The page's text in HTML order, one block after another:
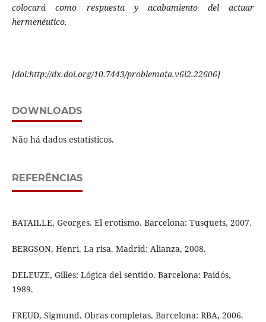
colocará como respuesta y acabamiento del actuar
hermenéutico.
[doi:http://dx.doi.org/10.7443/problemata.v6i2.22606]
DOWNLOADS
Não há dados estatísticos.
REFERÊNCIAS
BATAILLE, Georges. El erotismo. Barcelona: Tusquets, 2007.
BERGSON, Henri. La risa. Madrid: Alianza, 2008.
DELEUZE, Gilles: Lógica del sentido. Barcelona: Paidós,
1989.
FREUD, Sigmund. Obras completas. Barcelona: RBA, 2006.